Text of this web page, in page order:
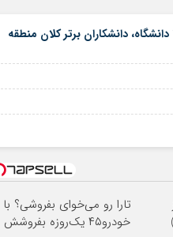
معاون درمان دانشگاه علوم پزشکی مازندران مدیر حامی برتر و کارشناسان بهداشت، توسعه و اورژانس۱۱۵ دانشگاه، دانشکاران برتر کلان منطقه
تارا رو می‌خوای بفروشی؟ با
خودرو۴۵ یک‌روزه بفروشش